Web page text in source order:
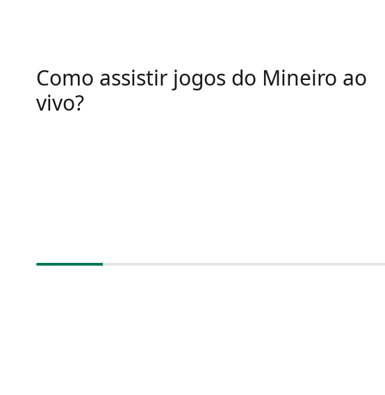
Como assistir jogos do Mineiro ao
vivo?